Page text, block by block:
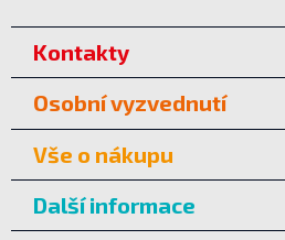
Kontakty
Osobní vyzvednutí
Vše o nákupu
Další informace